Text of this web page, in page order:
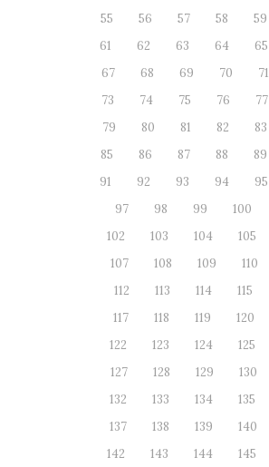
55
56 57 58 59
61
62 63 64 65
67
68 69 70 71
73
74 75 76 77
79
80 81 82 83
85
86 87 88 89
91
92 93 94 95
97
98 99 100
102
103 104 105
107
108 109 110
112
113 114 115
117
118 119 120
122
123 124 125
127
128 129 130
132
133 134 135
137
138 139 140
142
143 144 145